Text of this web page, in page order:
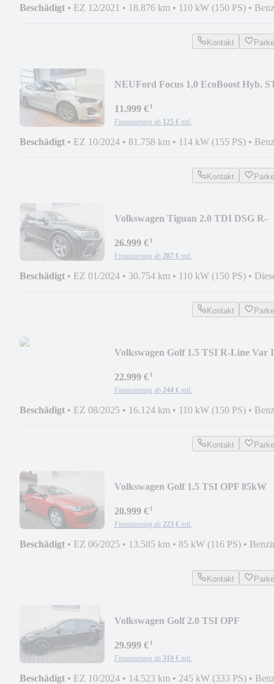
Beschädigt • EZ 12/2021 • 18.876 km • 110 kW (150 PS) •
Kontakt
NEUFord Focus 1,0 EcoBoost Hyb.
11.999 €¹
Finanzierung ab 125 € mtl.
Beschädigt • EZ 10/2024 • 81.758 km • 114 kW (155 PS) •
Kontakt
Volkswagen Tiguan 2.0 TDI DSG R-
26.999 €¹
Finanzierung ab 287 € mtl.
Beschädigt • EZ 01/2024 • 30.754 km • 110 kW (150 PS) •
Kontakt
Volkswagen Golf 1.5 TSI R-Line Var
22.999 €¹
Finanzierung ab 244 € mtl.
Beschädigt • EZ 08/2025 • 16.124 km • 110 kW (150 PS) •
Kontakt
Volkswagen Golf 1.5 TSI OPF 85kW
20.999 €¹
Finanzierung ab 223 € mtl.
Beschädigt • EZ 06/2025 • 13.585 km • 85 kW (116 PS) •
Kontakt
Volkswagen Golf 2.0 TSI OPF
29.999 €¹
Finanzierung ab 319 € mtl.
Beschädigt • EZ 10/2024 • 14.523 km • 245 kW (333 PS) •